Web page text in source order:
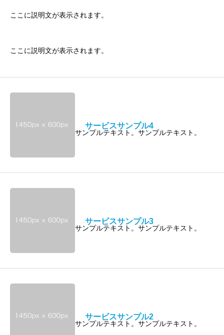
ここに説明文が表示されます。
ここに説明文が表示されます。
サービスサンプル4
サンプルテキスト。サンプルテキスト。
サービスサンプル3
サンプルテキスト。サンプルテキスト。
サービスサンプル2
サンプルテキスト。サンプルテキスト。